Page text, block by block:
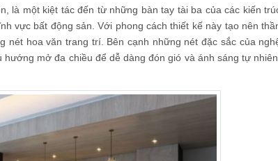
là một kiệt tác đến từ những bàn tay tài ba của các kiến
vực bất động sản. Với phong cách thiết kế này tạo nên
hoa văn trang trí. Bên cạnh những nét đặc sắc của
mở đa chiều để dễ dàng đón gió và ánh sáng tự